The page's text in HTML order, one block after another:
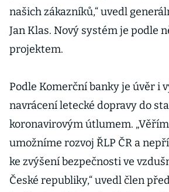
našich zákazníků,“ uvedl
Jan Klas. Nový systém je podle
projektem.
Podle Komerční banky je úvěr i
navrácení letecké dopravy do
koronavirovým útlumem.
umožníme rozvoj ŘLP ČR a
ke zvýšení bezpečnosti ve
České republiky,“ uvedl člen